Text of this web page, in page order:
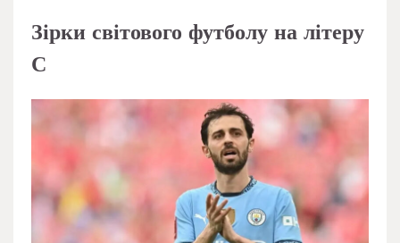
Зірки світового футболу на літеру
С